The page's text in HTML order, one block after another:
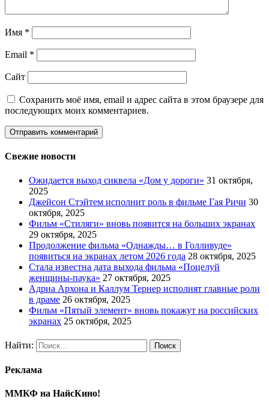
Имя *
Email *
Сайт
Сохранить моё имя, email и адрес сайта в этом браузере для
последующих моих комментариев.
Свежие новости
Ожидается выход сиквела «Дом у дороги» 31 октября,
2025
Джейсон Стэйтем исполнит роль в фильме Гая Ричи 30
октября, 2025
Фильм «Стиляги» вновь появится на больших экранах
29 октября, 2025
Продолжение фильма «Однажды… в Голливуде»
появиться на экранах летом 2026 года 28 октября, 2025
Стала известна дата выхода фильма «Поцелуй
женщины-паука» 27 октября, 2025
Адриа Архона и Каллум Тернер исполнят главные роли
в драме 26 октября, 2025
Фильм «Пятый элемент» вновь покажут на российских
экранах 25 октября, 2025
Найти:
Реклама
ММКФ на НайсКино!